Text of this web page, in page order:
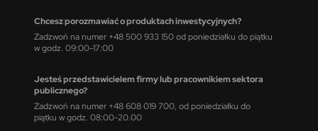
Chcesz porozmawiać o produktach inwestycyjnych?
Zadzwoń na numer +48 500 933 150 od poniedziałku do piątku
w godz. 09:00-17:00
Jesteś przedstawicielem firmy lub pracownikiem sektora
publicznego?
Zadzwoń na numer +48 608 019 700, od poniedziałku do
piątku w godz. 08:00-20.00